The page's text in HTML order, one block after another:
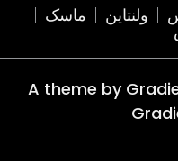
ولنتاین ماسک
A theme by